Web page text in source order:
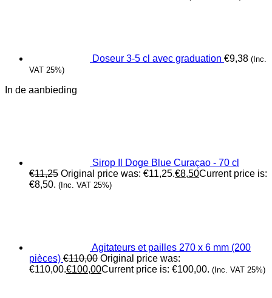
Doseur 3-5 cl avec graduation €9,38 (Inc.
VAT 25%)
In de aanbieding
Sirop Il Doge Blue Curaçao - 70 cl
€11,25 Original price was: €11,25.€8,50Current price is:
€8,50. (Inc. VAT 25%)
Agitateurs et pailles 270 x 6 mm (200
pièces) €110,00 Original price was:
€110,00.€100,00Current price is: €100,00. (Inc. VAT 25%)